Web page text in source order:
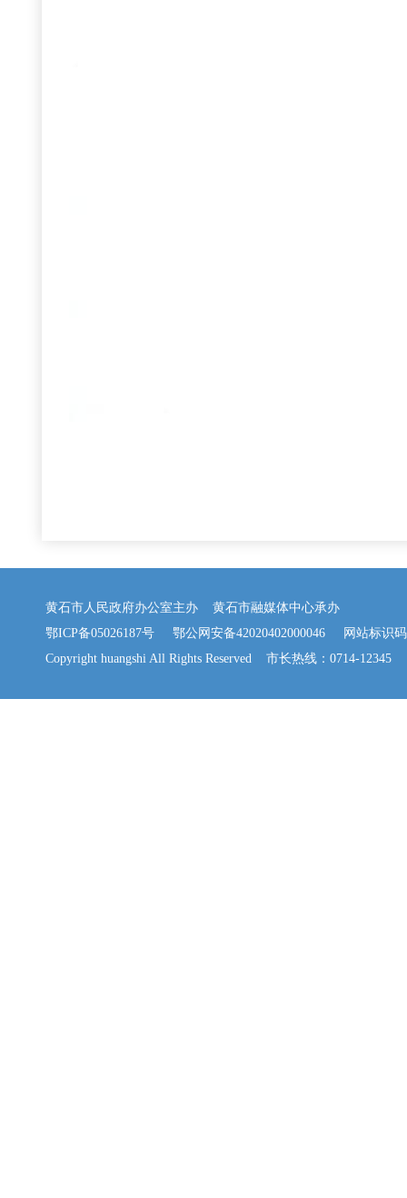
黄石市人民政府办公室主办 黄石市融媒体中心承办
鄂ICP备05026187号
鄂公网安备42020402000046 网站标识码
Copyright huangshi All Rights Reserved 市长热线：0714-12345